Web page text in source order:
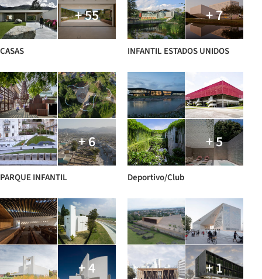
+ 55
CASAS
+ 7
INFANTIL ESTADOS UNIDOS
+ 6
PARQUE INFANTIL
+ 5
Deportivo/Club
+ 4 + 1